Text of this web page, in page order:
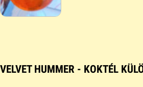
VELVET HUMMER - KOKTÉL